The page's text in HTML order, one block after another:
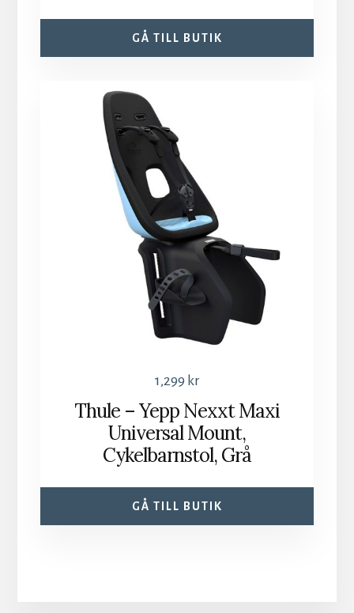
GÅ TILL BUTIK
1,299 kr
Thule – Yepp Nexxt Maxi
Universal Mount,
Cykelbarnstol, Grå
GÅ TILL BUTIK